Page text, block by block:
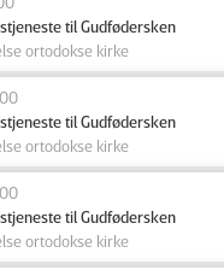
til Gudfødersken
ortodokse kirke
til Gudfødersken
ortodokse kirke
til Gudfødersken
ortodokse kirke